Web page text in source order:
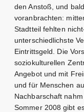
den Anstoß, und
voranbrachten:
Stadtteil fehlten
unterschiedlichste
Eintrittsgeld. Die
soziokulturellen
Angebot und mit
und für Menschen
Nachbarschaft
Sommer 2008 gibt